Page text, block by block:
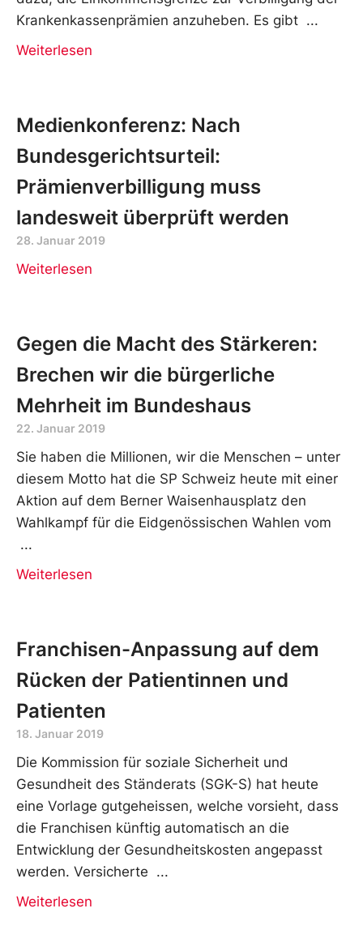
Krankenkassenprämien anzuheben. Es gibt
Weiterlesen
Medienkonferenz: Nach
Bundesgerichtsurteil:
Prämienverbilligung muss
landesweit überprüft werden
28. Januar 2019
Weiterlesen
Gegen die Macht des Stärkeren:
Brechen wir die bürgerliche
Mehrheit im Bundeshaus
22. Januar 2019
Sie haben die Millionen, wir die Menschen – unter
diesem Motto hat die SP Schweiz heute mit einer
Aktion auf dem Berner Waisenhausplatz den
Wahlkampf für die Eidgenössischen Wahlen vom
Weiterlesen
Franchisen-Anpassung auf dem
Rücken der Patientinnen und
Patienten
18. Januar 2019
Die Kommission für soziale Sicherheit und
Gesundheit des Ständerats (SGK-S) hat heute
eine Vorlage gutgeheissen, welche vorsieht, dass
die Franchisen künftig automatisch an die
Entwicklung der Gesundheitskosten angepasst
werden. Versicherte
Weiterlesen